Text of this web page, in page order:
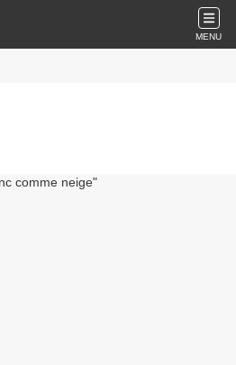
MENU